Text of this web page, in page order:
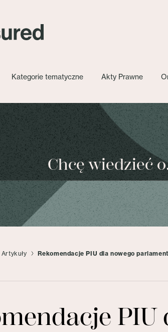
Kategorie tematyczne Akty Prawne
Chcę wiedzieć
Artykuły Rekomendacje PIU dla nowego